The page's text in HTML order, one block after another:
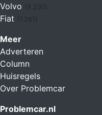
Volvo
Fiat (7.261)
Meer
Adverteren
Column
Huisregels
Over Problemcar
Problemcar.nl